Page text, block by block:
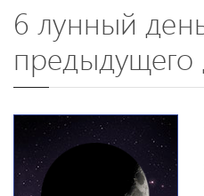
6 лунный
предыдущего